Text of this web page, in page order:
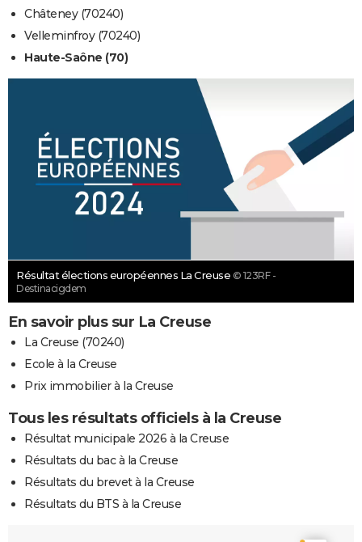
Châteney (70240)
Velleminfroy (70240)
Haute-Saône (70)
Résultat élections européennes La Creuse © 123RF -
Destinacigdem
En savoir plus sur La Creuse
La Creuse (70240)
Ecole à la Creuse
Prix immobilier à la Creuse
Tous les résultats officiels à la Creuse
Résultat municipale 2026 à la Creuse
Résultats du bac à la Creuse
Résultats du brevet à la Creuse
Résultats du BTS à la Creuse